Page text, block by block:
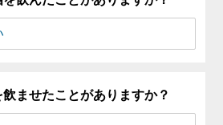
ませたことがありますか？